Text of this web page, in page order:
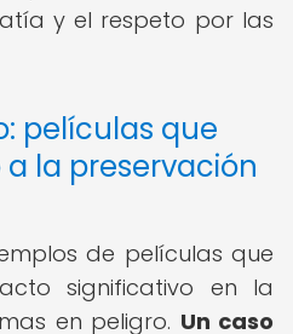
y el respeto por las
películas que
la preservación
de películas que
significativo en la
en peligro. Un caso